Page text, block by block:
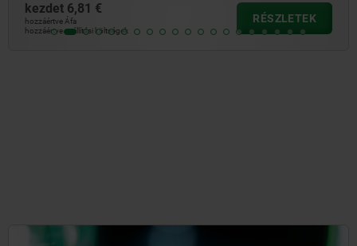
kezdet5,01 €
hozzáértve Áfa
hozzáértve szállítási költségek
RÉSZLETEK